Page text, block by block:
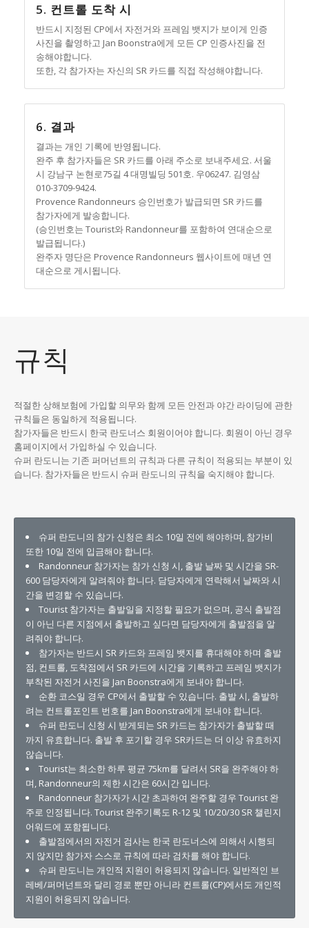
5. 컨트롤 도착 시
반드시 지정된 CP에서 자전거와 프레임 뱃지가 보이게 인증
사진을 촬영하고 Jan Boonstra에게 모든 CP 인증사진을 전
송해야합니다.
또한, 각 참가자는 자신의 SR 카드를 직접 작성해야합니다.
6. 결과
결과는 개인 기록에 반영됩니다.
완주 후 참가자들은 SR 카드를 아래 주소로 보내주세요. 서울
시 강남구 논현로75길 4 대명빌딩 501호. 우06247. 김영삼
010-3709-9424.
Provence Randonneurs 승인번호가 발급되면 SR 카드를
참가자에게 발송합니다.
(승인번호는 Tourist와 Randonneur를 포함하여 연대순으로
발급됩니다.)
완주자 명단은 Provence Randonneurs 웹사이트에 매년 연
대순으로 게시됩니다.
규칙
적절한 상해보험에 가입할 의무와 함께 모든 안전과 야간 라이딩에 관한
규칙들은 동일하게 적용됩니다.
참가자들은 반드시 한국 란도너스 회원이어야 합니다. 회원이 아닌 경우
홈페이지에서 가입하실 수 있습니다.
슈퍼 란도니는 기존 퍼머넌트의 규칙과 다른 규칙이 적용되는 부분이 있
습니다. 참가자들은 반드시 슈퍼 란도니의 규칙을 숙지해야 합니다.
슈퍼 란도니의 참가 신청은 최소 10일 전에 해야하며, 참가비
또한 10일 전에 입금해야 합니다.
Randonneur 참가자는 참가 신청 시, 출발 날짜 및 시간을 SR-
600 담당자에게 알려줘야 합니다. 담당자에게 연락해서 날짜와 시
간을 변경할 수 있습니다.
Tourist 참가자는 출발일을 지정할 필요가 없으며, 공식 출발점
이 아닌 다른 지점에서 출발하고 싶다면 담당자에게 출발점을 알
려줘야 합니다.
참가자는 반드시 SR 카드와 프레임 뱃지를 휴대해야 하며 출발
점, 컨트롤, 도착점에서 SR 카드에 시간을 기록하고 프레임 뱃지가
부착된 자전거 사진을 Jan Boonstra에게 보내야 합니다.
순환 코스일 경우 CP에서 출발할 수 있습니다. 출발 시, 출발하
려는 컨트롤포인트 번호를 Jan Boonstra에게 보내야 합니다.
슈퍼 란도니 신청 시 받게되는 SR 카드는 참가자가 출발할 때
까지 유효합니다. 출발 후 포기할 경우 SR카드는 더 이상 유효하지
않습니다.
Tourist는 최소한 하루 평균 75km를 달려서 SR을 완주해야 하
며, Randonneur의 제한 시간은 60시간 입니다.
Randonneur 참가자가 시간 초과하여 완주할 경우 Tourist 완
주로 인정됩니다. Tourist 완주기록도 R-12 및 10/20/30 SR 챌린지
어워드에 포함됩니다.
출발점에서의 자전거 검사는 한국 란도너스에 의해서 시행되
지 않지만 참가자 스스로 규칙에 따라 검차를 해야 합니다.
슈퍼 란도니는 개인적 지원이 허용되지 않습니다. 일반적인 브
레베/퍼머넌트와 달리 경로 뿐만 아니라 컨트롤(CP)에서도 개인적
지원이 허용되지 않습니다.